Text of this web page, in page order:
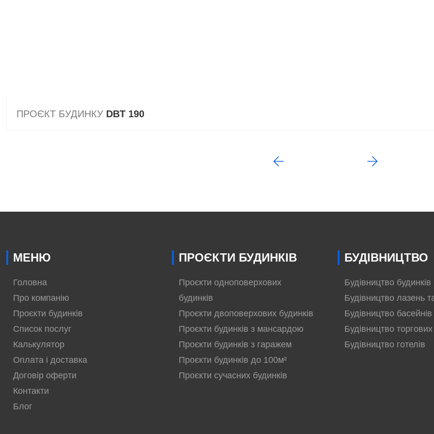
ПРОЄКТ БУДИНКУ DBT 190
МЕНЮ
Головна
Про компанію
Проєкти будинків
Список послуг
Калькулятор
Оплата і доставка
Договір оферти
Контакти
Блог
ПРОЄКТИ БУДИНКІВ
Проєкти одноповерхових
будинків
Проєкти двоповерхових будинків
Проєкти будинків з мансардою
Проєкти будинків з гаражем
Проєкти будинків до 100м²
Проєкти сучасних будинків
БУДІВНИЦТВО
Будівництво будинків
Будівництво лазень
Будівництво басейнів
Будівництво торгових
Будівництво готелів